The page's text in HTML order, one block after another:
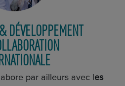
DÉVELOPPEMENT
par ailleurs avec l es